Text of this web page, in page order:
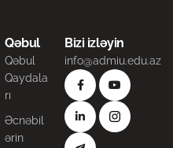
Qəbul
Qəbul
Qaydala
rı
Əcnəbil
ərin
Bizi izləyin
info@admiu.edu.az